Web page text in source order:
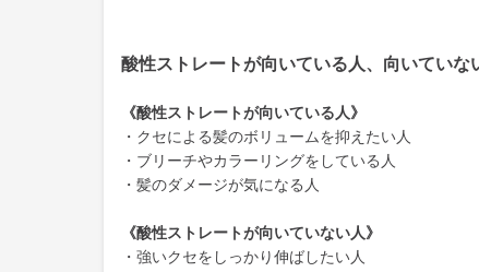
酸性ストレートが向いている人、向いていな
《酸性ストレートが向いている人》
・クセによる髪のボリュームを抑えたい人
・ブリーチやカラーリングをしている人
・髪のダメージが気になる人
《酸性ストレートが向いていない人》
・強いクセをしっかり伸ばしたい人